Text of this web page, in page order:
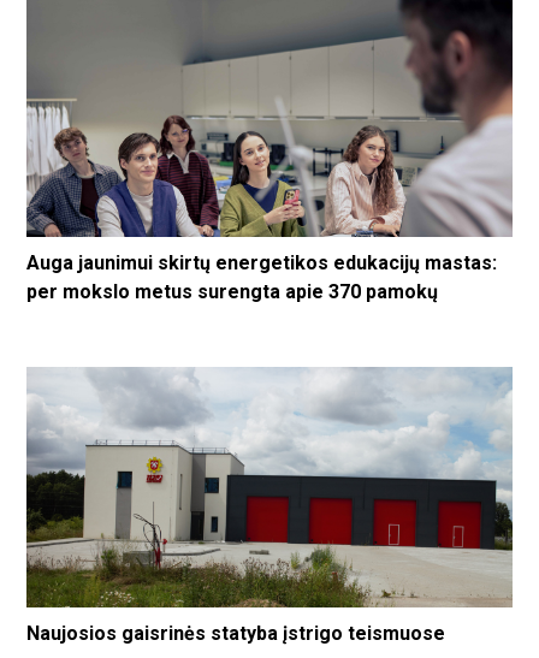
Auga jaunimui skirtų energetikos edukacijų mastas:
per mokslo metus surengta apie 370 pamokų
Naujosios gaisrinės statyba įstrigo teismuose